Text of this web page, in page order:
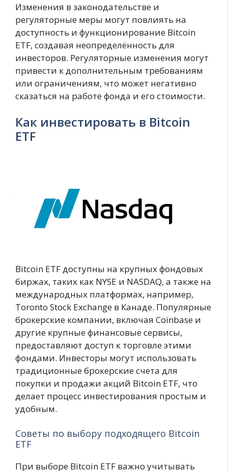
Изменения в законодательстве и
регуляторные меры могут повлиять на
доступность и функционирование Bitcoin
ETF, создавая неопределённость для
инвесторов. Регуляторные изменения могут
привести к дополнительным требованиям
или ограничениям, что может негативно
сказаться на работе фонда и его стоимости.
Как инвестировать в Bitcoin
ETF
Bitcoin ETF доступны на крупных фондовых
биржах, таких как NYSE и NASDAQ, а также на
международных платформах, например,
Toronto Stock Exchange в Канаде. Популярные
брокерские компании, включая Coinbase и
другие крупные финансовые сервисы,
предоставляют доступ к торговле этими
фондами. Инвесторы могут использовать
традиционные брокерские счета для
покупки и продажи акций Bitcoin ETF, что
делает процесс инвестирования простым и
удобным.
Советы по выбору подходящего Bitcoin
ETF
При выборе Bitcoin ETF важно учитывать